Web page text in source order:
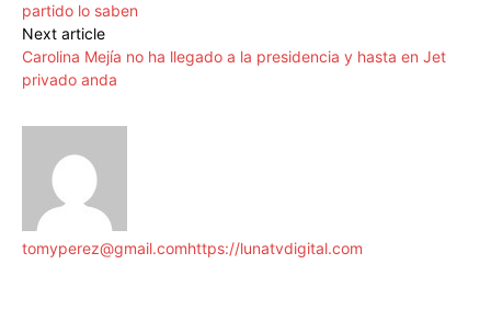
partido lo saben
Next article
Carolina Mejía no ha llegado a la presidencia y hasta en Jet
privado anda
tomyperez@gmail.comhttps://lunatvdigital.com